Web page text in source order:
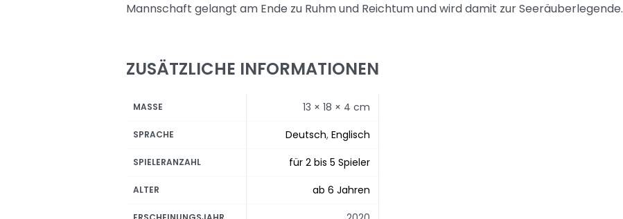
Mannschaft gelangt am Ende zu Ruhm und Reichtum und wird damit zur Seeräuberlegende.
ZUSÄTZLICHE INFORMATIONEN
MASSE 13 × 18 × 4 cm
SPRACHE Deutsch, Englisch
SPIELERANZAHL für 2 bis 5 Spieler
ALTER ab 6 Jahren